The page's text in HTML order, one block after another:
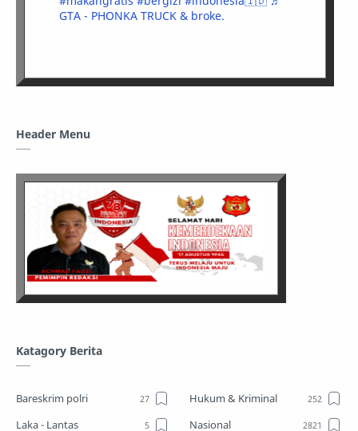
GTA - PHONKA TRUCK & broke.
Header Menu
Katagory Berita
Bareskrim polri
Hukum & Kriminal
Laka - Lantas
Nasional